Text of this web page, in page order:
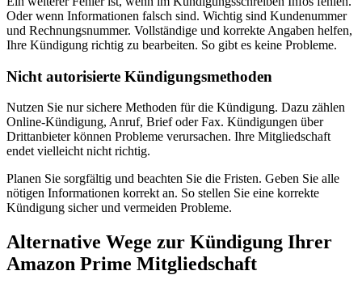
Oder wenn Informationen falsch sind. Wichtig sind Kundenummer
und Rechnungsnummer. Vollständige und korrekte Angaben helfen,
Ihre Kündigung richtig zu bearbeiten. So gibt es keine Probleme.
Nicht autorisierte Kündigungsmethoden
Nutzen Sie nur sichere Methoden für die Kündigung. Dazu zählen
Online-Kündigung, Anruf, Brief oder Fax. Kündigungen über
Drittanbieter können Probleme verursachen. Ihre Mitgliedschaft
endet vielleicht nicht richtig.
Planen Sie sorgfältig und beachten Sie die Fristen. Geben Sie alle
nötigen Informationen korrekt an. So stellen Sie eine korrekte
Kündigung sicher und vermeiden Probleme.
Alternative Wege zur Kündigung Ihrer
Amazon Prime Mitgliedschaft